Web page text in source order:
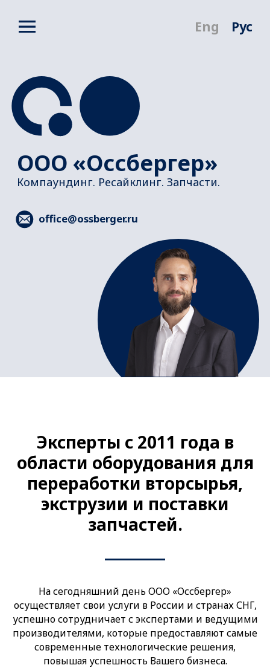
ООО «Оссбергер»
Компаундинг. Ресайклинг. Запчасти.
office@ossberger.ru
Эксперты с 2011 года в
области оборудования для
переработки вторсырья,
экструзии и поставки
запчастей.
На сегодняшний день ООО «Оссбергер»
осуществляет свои услуги в России и странах СНГ,
успешно сотрудничает с экспертами и ведущими
производителями, которые предоставляют самые
современные технологические решения,
повышая успешность Вашего бизнеса.